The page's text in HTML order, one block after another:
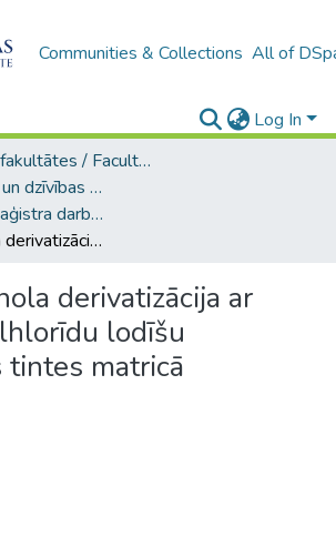
Communities & Collections All of
Log In
B4 – LU fakultātes / Faculties of the UL
A -- Medicīnas un dzīvības zinātņu fakultāte / Faculty of Medicine and Life Sciences
Bakalaura un maģistra darbi (MDZF) / Bachelor's and Master's theses
Fenoksietanola derivatizācija ar nitrobenzoilhlorīdu lodīšu pildspalvas tintes matricā
derivatizācija ar
lodīšu
matricā